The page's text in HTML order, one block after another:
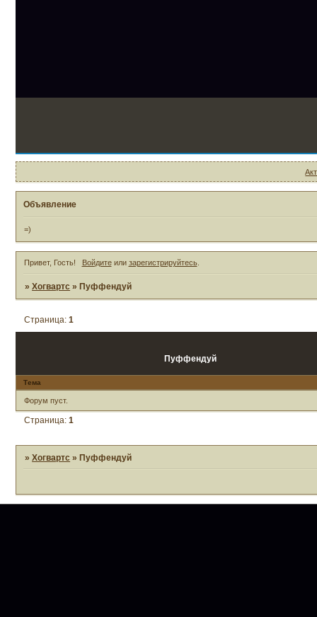
Объявление
=)
Привет, Гость! Войдитеили зарегистрируйтесь.
»Хогвартс »Пуффендуй
Пуффендуй
Страница:1
Тема
Форум пуст.
Страница:1
»Хогвартс » Пуффендуй